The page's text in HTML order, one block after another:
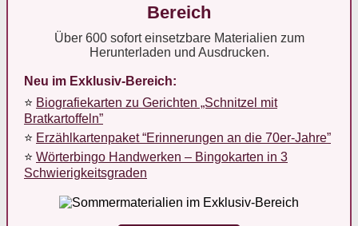
Bereich
Über 600 sofort einsetzbare Materialien zum
Herunterladen und Ausdrucken.
Neu im Exklusiv-Bereich:
⭐ Biografiekarten zu Gerichten „Schnitzel mit
Bratkartoffeln”
⭐ Erzählkartenpaket “Erinnerungen an die 70er-Jahre”
⭐ Wörterbingo Handwerken – Bingokarten in 3
Schwierigkeitsgraden